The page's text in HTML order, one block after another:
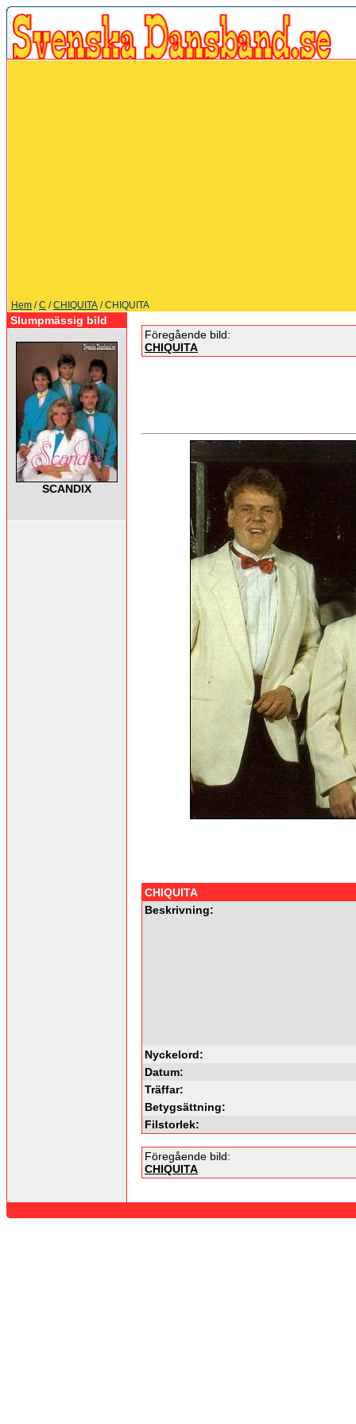
Hem /C /CHIQUITA / CHIQUITA
Slumpmässig bild
SCANDIX
Föregående bild:
CHIQUITA
CHIQUITA
Beskrivning:
Nyckelord:
Datum:
Träffar:
Betygsättning:
Filstorlek:
Föregående bild:
CHIQUITA